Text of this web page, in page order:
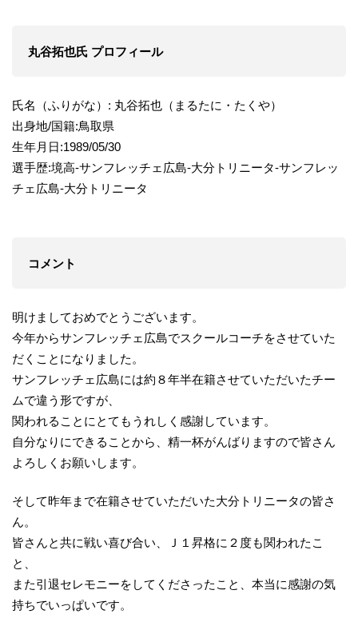
丸谷拓也氏 プロフィール
氏名（ふりがな）: 丸谷拓也（まるたに・たくや）
出身地/国籍:鳥取県
生年月日:1989/05/30
選手歴:境高-サンフレッチェ広島-大分トリニータ-サンフレッ
チェ広島-大分トリニータ
コメント
明けましておめでとうございます。
今年からサンフレッチェ広島でスクールコーチをさせていた
だくことになりました。
サンフレッチェ広島には約８年半在籍させていただいたチー
ムで違う形ですが、
関われることにとてもうれしく感謝しています。
自分なりにできることから、精一杯がんばりますので皆さん
よろしくお願いします。
そして昨年まで在籍させていただいた大分トリニータの皆さ
ん。
皆さんと共に戦い喜び合い、Ｊ１昇格に２度も関われたこ
と、
また引退セレモニーをしてくださったこと、本当に感謝の気
持ちでいっぱいです。